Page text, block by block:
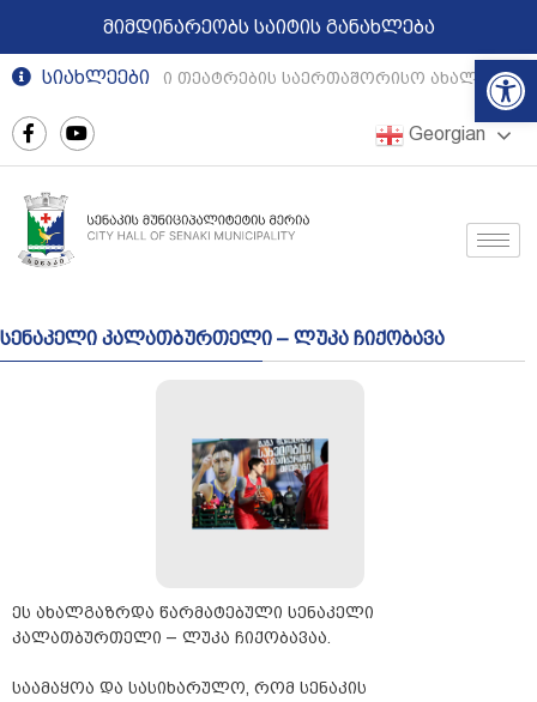
მიმდინარეობს საიტის განახლება
სიახლეები
რეგიონული თეატრების საერთაშორისო
Georgian
სენაკელი კალათბურთელი – ლუკა ჩიქობავა
ეს ახალგაზრდა წარმატებული სენაკელი
კალათბურთელი – ლუკა ჩიქობავაა.
საამაყოა და სასიხარულო, რომ სენაკის